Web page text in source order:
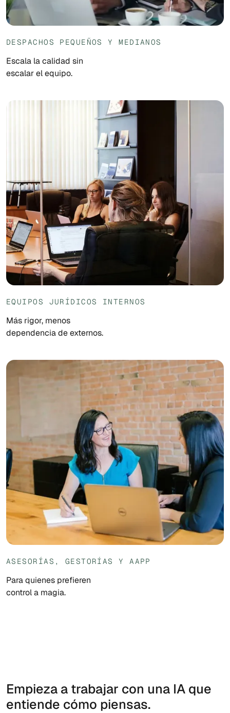
DESPACHOS PEQUEÑOS Y MEDIANOS
Escala la calidad sin
escalar el equipo.
EQUIPOS JURÍDICOS INTERNOS
Más rigor, menos
dependencia de externos.
ASESORÍAS, GESTORÍAS Y AAPP
Para quienes prefieren
control a magia.
Empieza a trabajar con una IA que
entiende cómo piensas.